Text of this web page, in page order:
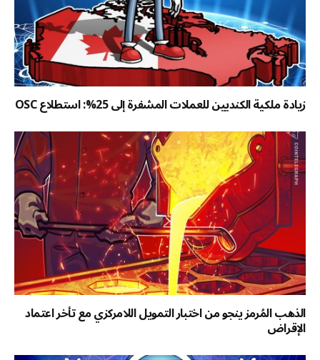
زيادة ملكية الكنديين للعملات المشفرة إلى 25%: استطلاع OSC
الذهب المُرمز ينجو من اختبار التمويل اللامركزي مع تأخر اعتماد
الإقراض